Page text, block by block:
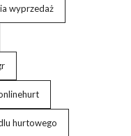
wyprzedaż
hurtowego